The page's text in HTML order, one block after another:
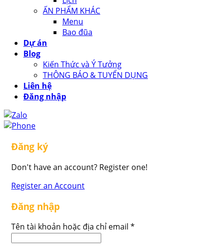
ẤN PHẨM KHÁC
Menu
Bao đũa
Dự án
Blog
Kiến Thức và Ý Tưởng
THÔNG BÁO & TUYỂN DỤNG
Liên hệ
Đăng nhập
Đăng ký
Don't have an account? Register one!
Register an Account
Đăng nhập
Tên tài khoản hoặc địa chỉ email *